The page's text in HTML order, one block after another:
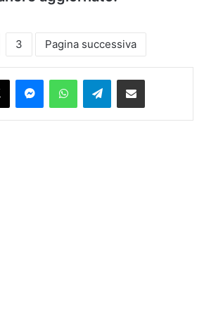
3 Pagina successiva
X MessengerWhatsAppTelegramCondividi via Email